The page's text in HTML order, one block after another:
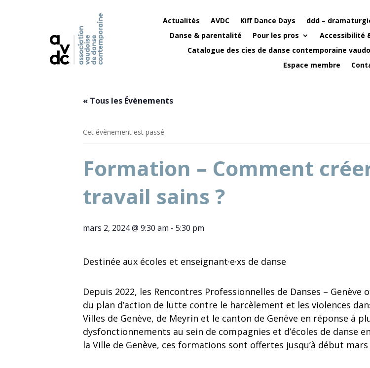
Actualités AVDC Kiff Dance Days ddd –
Danse & parentalité
Pour les pros Accessibilité
Catalogue des cies de danse contemporaine
Espace membre
« Tous les Évènements
Cet évènement est passé
Formation – Comment
travail sains ?
mars 2, 2024 @ 9:30 am - 5:30 pm
Destinée aux écoles et enseignant·e·xs de danse
Depuis 2022, les Rencontres Professionnelles de Danses –
du plan d’action de lutte contre le harcèlement et les violences
Villes de Genève, de Meyrin et le canton de Genève en réponse à
dysfonctionnements au sein de compagnies et d’écoles de danse
la Ville de Genève, ces formations sont offertes jusqu’à début mars